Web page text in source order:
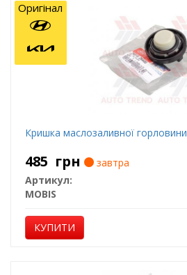
Кришка маслозаливної
485 грн
завтра
Артикул:
MOBIS
КУПИТИ
Оригінал